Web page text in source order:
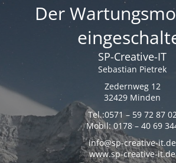
Der
SP-Creative-IT
Sebastian Pietrek
Zedernweg 12
32429 Minden
Tel.:0571 – 59 72 87 02
Mobil: 0178 – 40 69
info@sp-creative-it.de
www.sp-creative-it.de